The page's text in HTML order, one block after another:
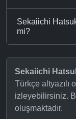
Sekaiichi
mi?
Sekaiichi
Türkçe altyazılı
izleyebilirsiniz.
oluşmaktadır.